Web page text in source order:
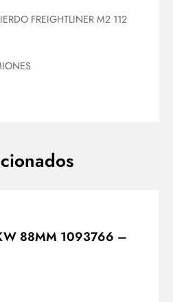
FREIGHTLINER M2 112
88MM 1093766 –